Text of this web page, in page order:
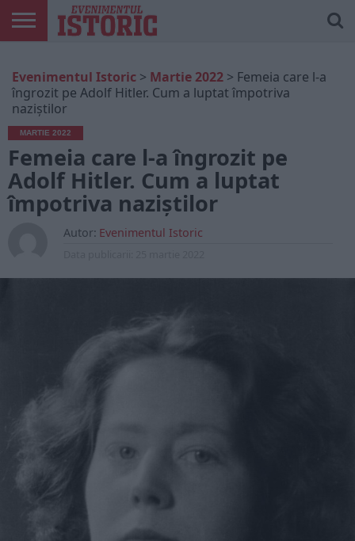
ONLINE
EDIȚII
TIPĂRITE
ISTORIC
PLAY
CONTUL
MEU
Evenimentul Istoric > Martie 2022 > Femeia care l-a
îngrozit pe Adolf Hitler. Cum a luptat împotriva
naziștilor
MARTIE 2022
Femeia care l-a îngrozit pe
Adolf Hitler. Cum a luptat
împotriva naziștilor
Autor: Evenimentul Istoric